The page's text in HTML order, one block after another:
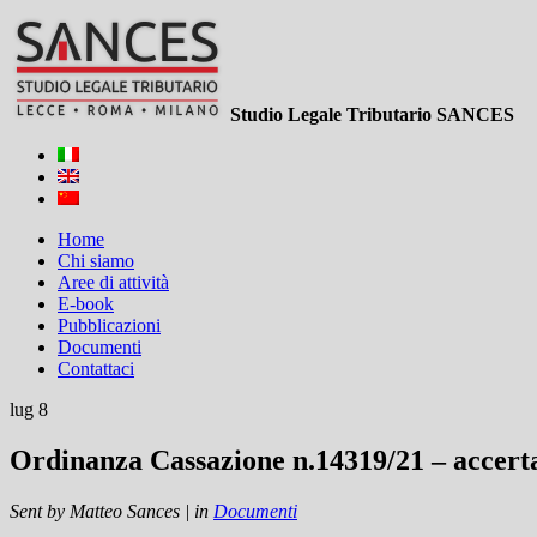
Studio Legale Tributario SANCES
Home
Chi siamo
Aree di attività
E-book
Pubblicazioni
Documenti
Contattaci
lug 8
Ordinanza Cassazione n.14319/21 –
Sent by Matteo Sances | in Documenti